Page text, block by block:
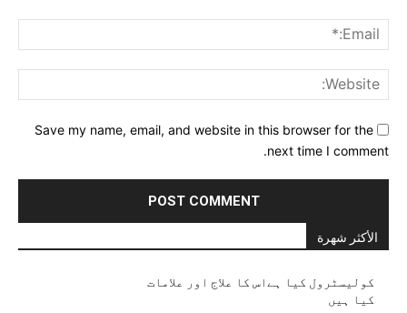
Save my name, email, and website in this browser for the
next time I comment.
الأكثر شهرة
کولیسٹرول کیا ہےاس کا علاج اور علامات
کیا ہیں